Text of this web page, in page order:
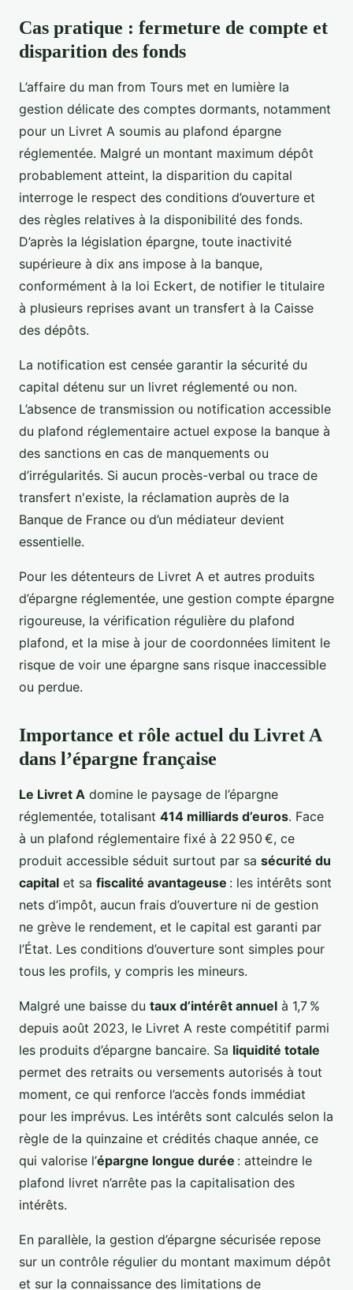
Cas pratique : fermeture de compte et
disparition des fonds
L’affaire du man from Tours met en lumière la
gestion délicate des comptes dormants, notamment
pour un Livret A soumis au plafond épargne
réglementée. Malgré un montant maximum dépôt
probablement atteint, la disparition du capital
interroge le respect des conditions d’ouverture et
des règles relatives à la disponibilité des fonds.
D’après la législation épargne, toute inactivité
supérieure à dix ans impose à la banque,
conformément à la loi Eckert, de notifier le titulaire
à plusieurs reprises avant un transfert à la Caisse
des dépôts.
La notification est censée garantir la sécurité du
capital détenu sur un livret réglementé ou non.
L’absence de transmission ou notification accessible
du plafond réglementaire actuel expose la banque à
des sanctions en cas de manquements ou
d’irrégularités. Si aucun procès-verbal ou trace de
transfert n'existe, la réclamation auprès de la
Banque de France ou d’un médiateur devient
essentielle.
Pour les détenteurs de Livret A et autres produits
d’épargne réglementée, une gestion compte épargne
rigoureuse, la vérification régulière du plafond
plafond, et la mise à jour de coordonnées limitent le
risque de voir une épargne sans risque inaccessible
ou perdue.
Importance et rôle actuel du Livret A
dans l’épargne française
Le Livret A domine le paysage de l’épargne
réglementée, totalisant 414 milliards d’euros. Face
à un plafond réglementaire fixé à 22 950 €, ce
produit accessible séduit surtout par sa sécurité du
capital et sa fiscalité avantageuse : les intérêts sont
nets d’impôt, aucun frais d’ouverture ni de gestion
ne grève le rendement, et le capital est garanti par
l’État. Les conditions d’ouverture sont simples pour
tous les profils, y compris les mineurs.
Malgré une baisse du taux d’intérêt annuel à 1,7 %
depuis août 2023, le Livret A reste compétitif parmi
les produits d’épargne bancaire. Sa liquidité totale
permet des retraits ou versements autorisés à tout
moment, ce qui renforce l’accès fonds immédiat
pour les imprévus. Les intérêts sont calculés selon la
règle de la quinzaine et crédités chaque année, ce
qui valorise l’épargne longue durée : atteindre le
plafond livret n’arrête pas la capitalisation des
intérêts.
En parallèle, la gestion d’épargne sécurisée repose
sur un contrôle régulier du montant maximum dépôt
et sur la connaissance des limitations de